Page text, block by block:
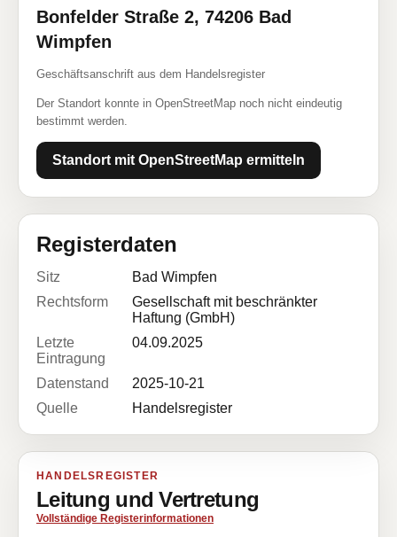
Bonfelder Straße 2, 74206 Bad
Wimpfen
Geschäftsanschrift aus dem Handelsregister
Der Standort konnte in OpenStreetMap noch nicht eindeutig
bestimmt werden.
Standort mit OpenStreetMap ermitteln
Registerdaten
Sitz
Bad Wimpfen
Rechtsform
Gesellschaft mit beschränkter
Haftung (GmbH)
Letzte
Eintragung
04.09.2025
Datenstand
2025-10-21
Quelle
Handelsregister
HANDELSREGISTER
Leitung und Vertretung
Vollständige Registerinformationen